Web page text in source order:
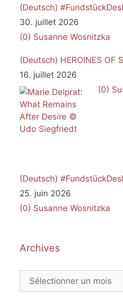
(Deutsch)
30. juillet 2026
(0) Susanne Wosnitzka
(Deutsch) HEROINES OF
16. juillet 2026
(0)
(Deutsch)
25. juin 2026
(0) Susanne Wosnitzka
Archives
Archives